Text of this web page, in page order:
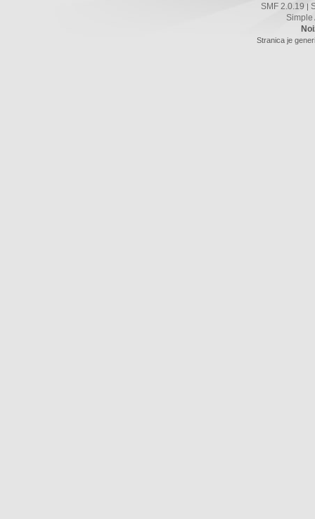
SMF 2.0.19 |
Simple
Stranica je